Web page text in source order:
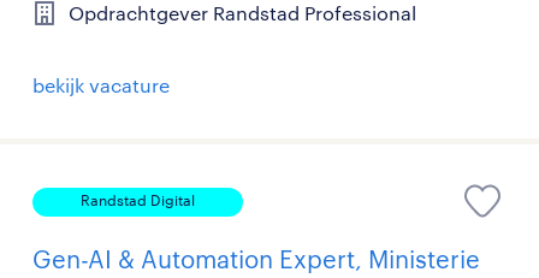
Opdrachtgever Randstad Professional
bekijk vacature
Randstad Digital
Gen-AI & Automation Expert, Ministerie